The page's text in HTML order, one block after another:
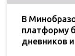
В
платформу
дневников